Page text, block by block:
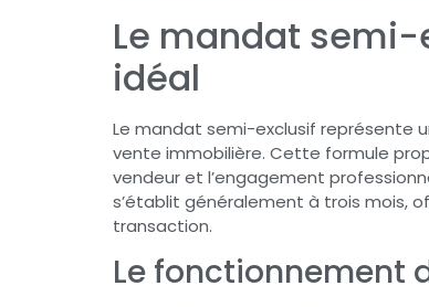
Le mandat
idéal
Le mandat semi-exclusif représente
vente immobilière. Cette formule
vendeur et l’engagement
s’établit généralement à trois mois,
transaction.
Le fonctionnement